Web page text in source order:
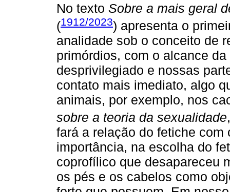
No texto Sobre a mais geral
(1912/2023) apresenta o
analidade sob o conceito de
primórdios, com o alcance
desprivilegiado e nossas
contato mais imediato, algo
animais, por exemplo, nos
sobre a teoria da sexualidade
fará a relação do fetiche com
importância, na escolha do
coprofílico que desapareceu
os pés e os cabelos como